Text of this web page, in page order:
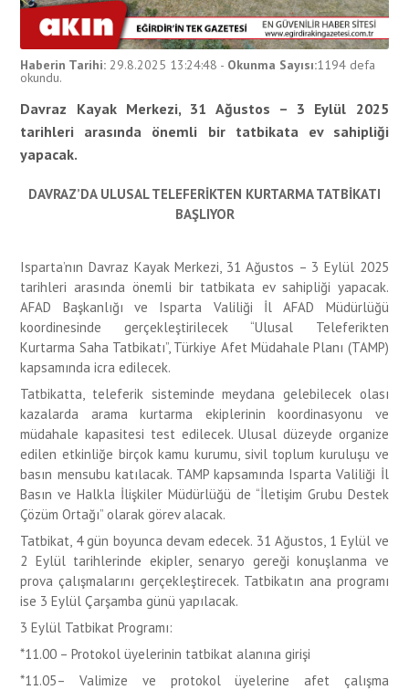
Haberin Tarihi: 29.8.2025 13:24:48 - Okunma Sayısı:1194 defa
okundu.
Davraz Kayak Merkezi, 31 Ağustos – 3 Eylül 2025
tarihleri arasında önemli bir tatbikata ev sahipliği
yapacak.
DAVRAZ’DA ULUSAL TELEFERİKTEN KURTARMA TATBİKATI
BAŞLIYOR
Isparta’nın Davraz Kayak Merkezi, 31 Ağustos – 3 Eylül 2025
tarihleri arasında önemli bir tatbikata ev sahipliği yapacak.
AFAD Başkanlığı ve Isparta Valiliği İl AFAD Müdürlüğü
koordinesinde gerçekleştirilecek “Ulusal Teleferikten
Kurtarma Saha Tatbikatı”, Türkiye Afet Müdahale Planı (TAMP)
kapsamında icra edilecek.
Tatbikatta, teleferik sisteminde meydana gelebilecek olası
kazalarda arama kurtarma ekiplerinin koordinasyonu ve
müdahale kapasitesi test edilecek. Ulusal düzeyde organize
edilen etkinliğe birçok kamu kurumu, sivil toplum kuruluşu ve
basın mensubu katılacak. TAMP kapsamında Isparta Valiliği İl
Basın ve Halkla İlişkiler Müdürlüğü de “İletişim Grubu Destek
Çözüm Ortağı” olarak görev alacak.
Tatbikat, 4 gün boyunca devam edecek. 31 Ağustos, 1 Eylül ve
2 Eylül tarihlerinde ekipler, senaryo gereği konuşlanma ve
prova çalışmalarını gerçekleştirecek. Tatbikatın ana programı
ise 3 Eylül Çarşamba günü yapılacak.
3 Eylül Tatbikat Programı:
*11.00 – Protokol üyelerinin tatbikat alanına girişi
*11.05– Valimize ve protokol üyelerine afet çalışma